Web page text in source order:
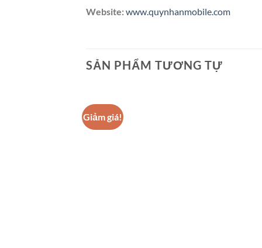
Website:www.quynhanmobile.com
SẢN PHẨM TƯƠNG TỰ
Giảm giá!